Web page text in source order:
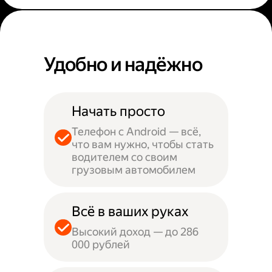
Удобно и надёжно
Начать просто
Телефон с Android — всё,
что вам нужно, чтобы стать
водителем со своим
грузовым автомобилем
Всё в ваших руках
Высокий доход — до 286
000 рублей